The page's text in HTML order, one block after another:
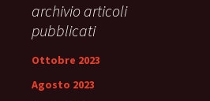
archivio articoli
pubblicati
Ottobre 2023
Agosto 2023